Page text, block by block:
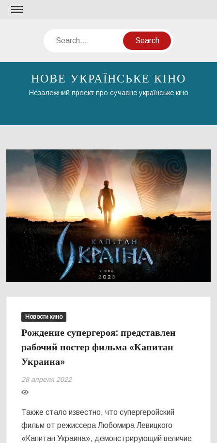
Skip
Search
НОВЕ УКРАЇНСЬКЕ КІНО
Незалежний проект про сучасне українське кіно
Новости кино
Рождение супергероя: представлен
рабочий постер фильма «Капитан
Украина»
28 апреля 2022
Также стало известно, что супергеройский
фильм от режиссера Любомира Левицкого
«Капитан Украина», демонстрирующий величие